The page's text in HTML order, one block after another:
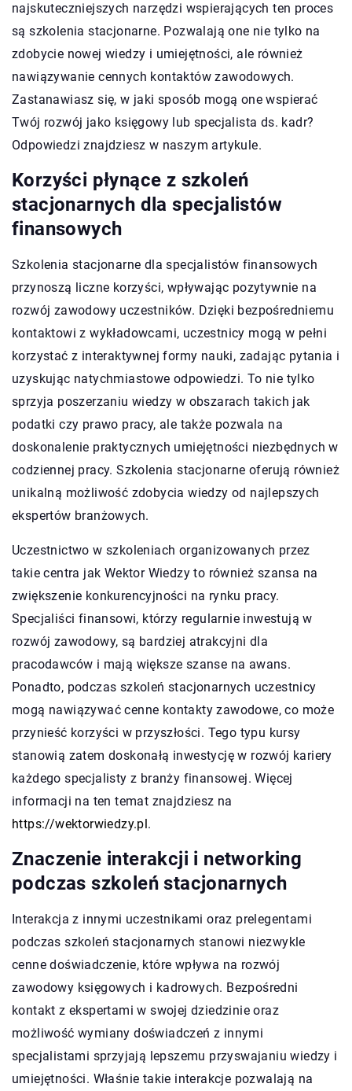
najskuteczniejszych narzędzi wspierających ten proces
są szkolenia stacjonarne. Pozwalają one nie tylko na
zdobycie nowej wiedzy i umiejętności, ale również
nawiązywanie cennych kontaktów zawodowych.
Zastanawiasz się, w jaki sposób mogą one wspierać
Twój rozwój jako księgowy lub specjalista ds. kadr?
Odpowiedzi znajdziesz w naszym artykule.
Korzyści płynące z szkoleń
stacjonarnych dla specjalistów
finansowych
Szkolenia stacjonarne dla specjalistów finansowych
przynoszą liczne korzyści, wpływając pozytywnie na
rozwój zawodowy uczestników. Dzięki bezpośredniemu
kontaktowi z wykładowcami, uczestnicy mogą w pełni
korzystać z interaktywnej formy nauki, zadając pytania i
uzyskując natychmiastowe odpowiedzi. To nie tylko
sprzyja poszerzaniu wiedzy w obszarach takich jak
podatki czy prawo pracy, ale także pozwala na
doskonalenie praktycznych umiejętności niezbędnych w
codziennej pracy. Szkolenia stacjonarne oferują również
unikalną możliwość zdobycia wiedzy od najlepszych
ekspertów branżowych.
Uczestnictwo w szkoleniach organizowanych przez
takie centra jak Wektor Wiedzy to również szansa na
zwiększenie konkurencyjności na rynku pracy.
Specjaliści finansowi, którzy regularnie inwestują w
rozwój zawodowy, są bardziej atrakcyjni dla
pracodawców i mają większe szanse na awans.
Ponadto, podczas szkoleń stacjonarnych uczestnicy
mogą nawiązywać cenne kontakty zawodowe, co może
przynieść korzyści w przyszłości. Tego typu kursy
stanowią zatem doskonałą inwestycję w rozwój kariery
każdego specjalisty z branży finansowej. Więcej
informacji na ten temat znajdziesz na
https://wektorwiedzy.pl .
Znaczenie interakcji i networking
podczas szkoleń stacjonarnych
Interakcja z innymi uczestnikami oraz prelegentami
podczas szkoleń stacjonarnych stanowi niezwykle
cenne doświadczenie, które wpływa na rozwój
zawodowy księgowych i kadrowych. Bezpośredni
kontakt z ekspertami w swojej dziedzinie oraz
możliwość wymiany doświadczeń z innymi
specjalistami sprzyjają lepszemu przyswajaniu wiedzy i
umiejętności. Właśnie takie interakcje pozwalają na